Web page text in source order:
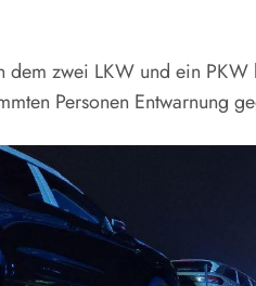
zwei LKW und ein
Personen Entwarnung